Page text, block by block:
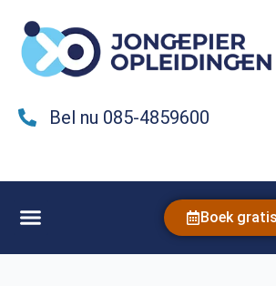
Bel nu 085-4859600
Boek